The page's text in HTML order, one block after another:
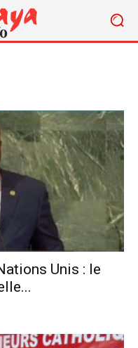
Unis : le